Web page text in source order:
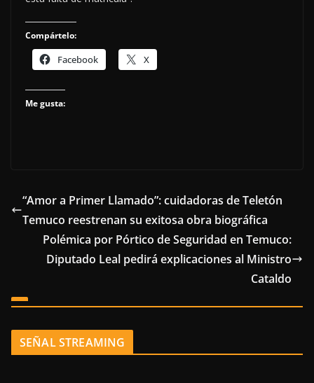
Compártelo:
Facebook X
Me gusta:
“Amor a Primer Llamado”: cuidadoras de Teletón
Temuco reestrenan su exitosa obra biográfica
Polémica por Pórtico de Seguridad en Temuco:
Diputado Leal pedirá explicaciones al Ministro
Cataldo
SEÑAL STREAMING